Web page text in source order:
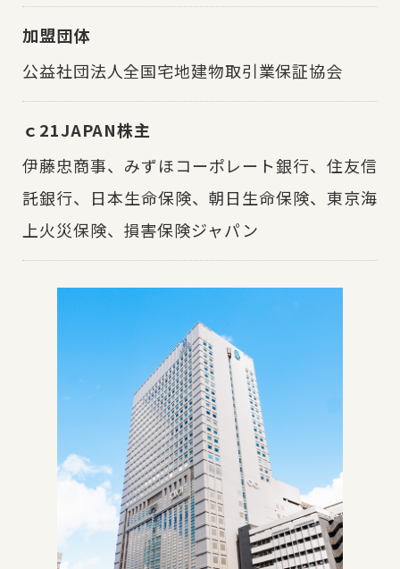
加盟団体
公益社団法人全国宅地建物取引業保証協会
ｃ21JAPAN株主
伊藤忠商事、 みずほコーポレート銀行、住友信
託銀行、
日本生命保険、 朝日生命保険、 東京海
上火災保険、 損害保険ジャパン